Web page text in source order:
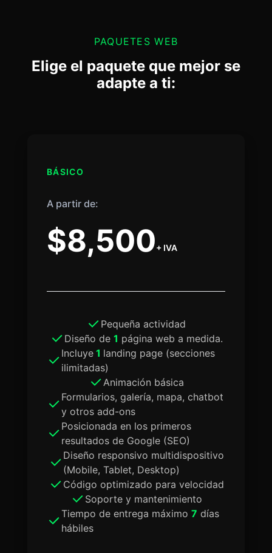
PAQUETES WEB
Elige el paquete que mejor se
adapte a ti:
BÁSICO
A partir de:
$8,500+ IVA
Pequeña actividad
Diseño de 1 página web a medida.
Incluye1 landing page (secciones
ilimitadas)
Animación básica
Formularios, galería, mapa, chatbot
y otros add-ons
Posicionada en los primeros
resultados de Google (SEO)
Diseño responsivo multidispositivo
(Mobile, Tablet, Desktop)
Código optimizado para velocidad
Soporte y mantenimiento
Tiempo de entrega máximo 7 días
hábiles